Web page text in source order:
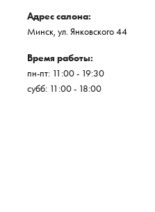
Адрес салона:
Минск, ул. Янковского 44
Время работы:
пн-пт: 11:00 - 19:30
субб: 11:00 - 18:00